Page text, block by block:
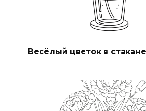
Весёлый цветок в стакане